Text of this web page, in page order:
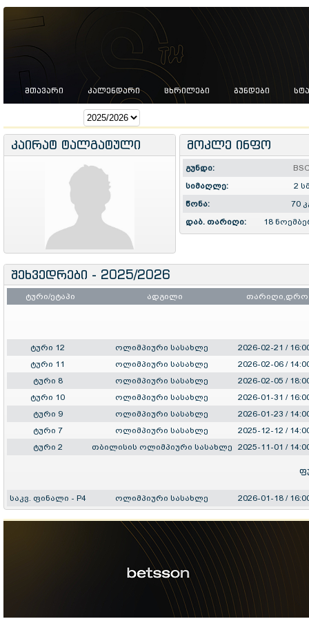
ᲛᲗᲐᲕᲐᲠᲘ ᲙᲐᲚᲔᲜᲓᲐᲠᲘ ᲪᲮᲠᲘᲚᲔᲑᲘ ᲒᲣᲜᲓᲔᲑᲘ
კაირატ ტალგატული მოკლე ინფო
გუნდი:
სიმაღლე:
2
წონა:
70
დაბ. თარიღი:
18
შეხვედრები - 2025/2026
ტური/ეტაპი ადგილი თარიღი,დრო
ტური 12 ოლიმპიური სასახლე
2026-02-21 /
ტური 11
ოლიმპიური სასახლე
2026-02-06 /
ტური 8
ოლიმპიური სასახლე
2026-02-05 /
ტური 10
ოლიმპიური სასახლე
2026-01-31 /
ტური 9
ოლიმპიური სასახლე
2026-01-23 /
ტური 7
ოლიმპიური სასახლე
2025-12-12 /
ტური 2
თბილისის ოლიმპიური სასახლე 2025-11-01 /
საკვ. ფინალი - P4 ოლიმპიური სასახლე 2026-01-18 /